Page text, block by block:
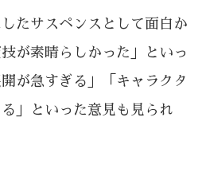
たサスペンスとして面白か
が素晴らしかった」といっ
が急すぎる」「キャラクタ
」といった意見も見られ